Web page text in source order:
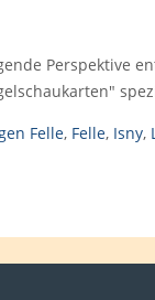
Perspektive
Felle, Felle, Isny,